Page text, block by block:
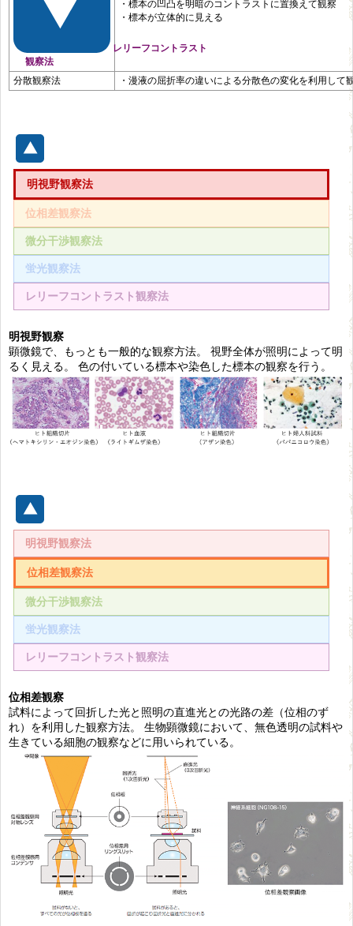
レリーフコントラスト
観察法
・標本の凹凸を明暗のコントラストに置換えて観察
・標本が立体的に見える
分散観察法 ・漫液の屈折率の違いによる分散色の変化を利用して
明視野観察法
位相差観察法
微分干渉観察法
蛍光観察法
レリーフコントラスト観察法
明視野観察
顕微鏡で、もっとも一般的な観察方法。 視野全体が照明によって明
るく見える。 色の付いている標本や染色した標本の観察を行う。
明視野観察法
位相差観察法
微分干渉観察法
蛍光観察法
レリーフコントラスト観察法
位相差観察
試料によって回折した光と照明の直進光との光路の差（位相のず
れ）を利用した観察方法。 生物顕微鏡において、無色透明の試料や
生きている細胞の観察などに用いられている。